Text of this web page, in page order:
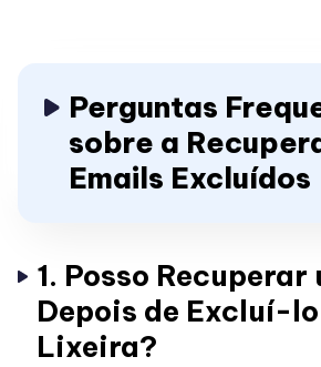
Perguntas
sobre a
Emails Excluídos
1. Posso Recuperar
Depois de Excluí-
Lixeira?